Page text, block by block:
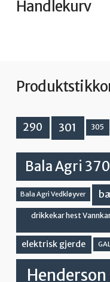
Handlekurv
290 301 305
Bala Agri 370
Bala Agri Vedkløyver
drikkekar hest
elektrisk gjerde
Henderson